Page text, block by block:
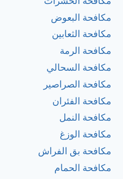
مكافحة البعوض
مكافحة الثعابين
مكافحة الرمة
مكافحة السحالي
مكافحة الصراصير
مكافحة الفئران
مكافحة النمل
مكافحة الوزغ
مكافحة بق الفراش
مكافحة الحمام